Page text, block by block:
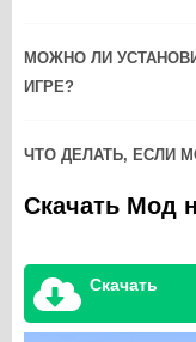
МОЖНО ЛИ
ИГРЕ?
ЧТО ДЕЛАТЬ, ЕСЛИ
Скачать Мод
Скачать